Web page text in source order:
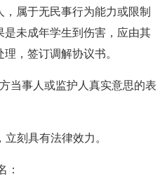
属于无民事行为能力或限制
是未成年学生到伤害，应由其
，签订调解协议书。
当事人或监护人真实意思的表
立刻具有法律效力。
：